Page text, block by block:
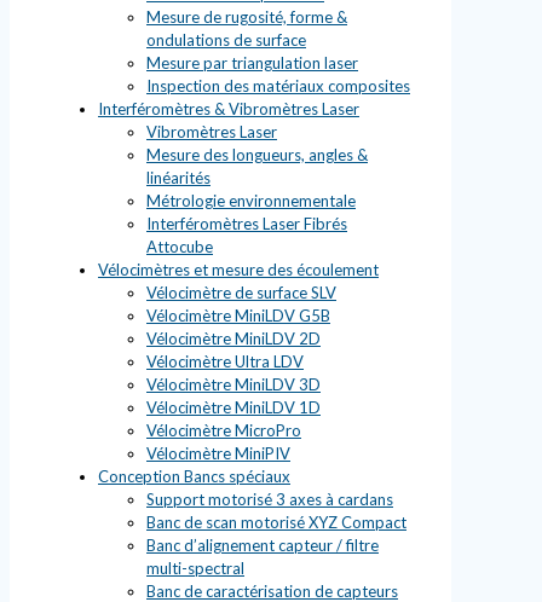
Mesure de rugosité, forme &
ondulations de surface
Mesure par triangulation laser
Inspection des matériaux composites
Interféromètres & Vibromètres Laser
Vibromètres Laser
Mesure des longueurs, angles &
linéarités
Métrologie environnementale
Interféromètres Laser Fibrés
Attocube
Vélocimètres et mesure des écoulement
Vélocimètre de surface SLV
Vélocimètre MiniLDV G5B
Vélocimètre MiniLDV 2D
Vélocimètre Ultra LDV
Vélocimètre MiniLDV 3D
Vélocimètre MiniLDV 1D
Vélocimètre MicroPro
Vélocimètre MiniPIV
Conception Bancs spéciaux
Support motorisé 3 axes à cardans
Banc de scan motorisé XYZ Compact
Banc d’alignement capteur / filtre
multi-spectral
Banc de caractérisation de capteurs